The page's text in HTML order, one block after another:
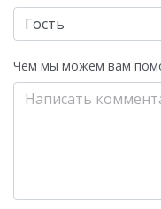
Чем мы можем вам